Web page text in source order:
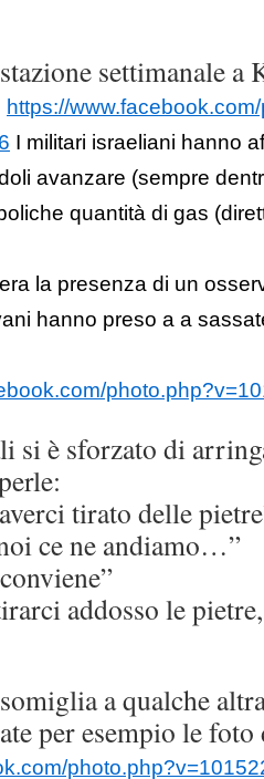
settimanale a
https://
I militari israeliani hanno
avanzare (sempre
quantità di gas
la presenza di un
hanno preso a a
si è sforzato di
tirato delle
ce ne andiamo…”
addosso le
a qualche
per esempio le